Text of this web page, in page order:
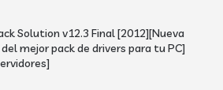
Solution v12.3 Final [2012][Nueva
mejor pack de drivers para tu PC]